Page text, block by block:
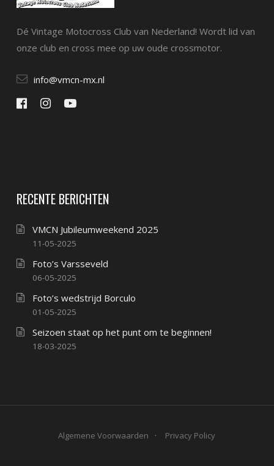
Dé Vintage Motocross Club van Nederland! Wordt lid van
onze club en cross mee op uw oude crossmotor.
info@vmcn-mx.nl
RECENTE BERICHTEN
VMCN Jubileumweekend 2025
11-05-2025
Foto’s Varsseveld
06-05-2025
Foto’s wedstrijd Borculo
01-05-2025
Seizoen staat op het punt om te beginnen!
18-03-2025
Algemene Voorwaarden Privacy Policy